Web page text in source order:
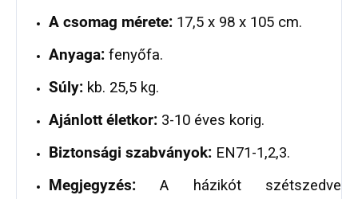
A csomag mérete: 17,5 x 98 x 105 cm.
Anyaga: fenyőfa.
Súly: kb. 25,5 kg.
Ajánlott életkor: 3-10 éves korig.
Biztonsági szabványok: EN71-1,2,3.
Megjegyzés: A házikót szétszedve